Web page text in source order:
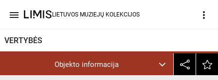
menu LIETUVOS MUZIEJŲ KOLEKCIJOS more_vert
VERTYBĖS
Objekto informacija